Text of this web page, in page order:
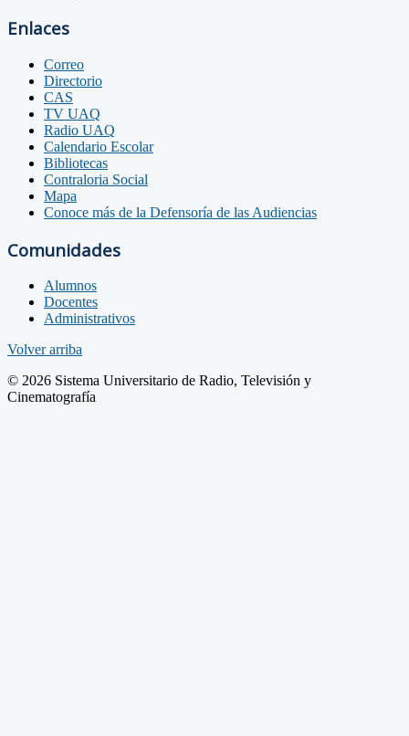
Enlaces
Correo
Directorio
CAS
TV UAQ
Radio UAQ
Calendario Escolar
Bibliotecas
Contraloria Social
Mapa
Conoce más de la Defensoría de las Audiencias
Comunidades
Alumnos
Docentes
Administrativos
Volver arriba
© 2026 Sistema Universitario de Radio, Televisión y
Cinematografía